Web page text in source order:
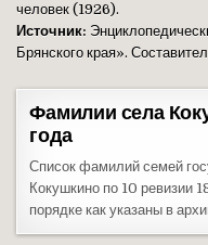
человек (1926).
Источник:
Брянского края».
Фамилии села
года
Список фамилий семей
Кокушкино по 10 ревизии
порядке как указаны в